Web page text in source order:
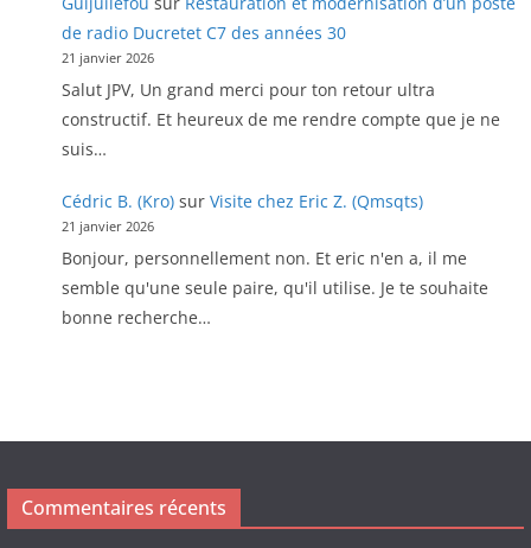
de radio Ducretet C7 des années 30
21 janvier 2026
Salut JPV, Un grand merci pour ton retour ultra
constructif. Et heureux de me rendre compte que je ne
suis…
Cédric B. (Kro)sur Visite chez Eric Z. (Qmsqts)
21 janvier 2026
Bonjour, personnellement non. Et eric n'en a, il me
semble qu'une seule paire, qu'il utilise. Je te souhaite
bonne recherche…
Commentaires récents